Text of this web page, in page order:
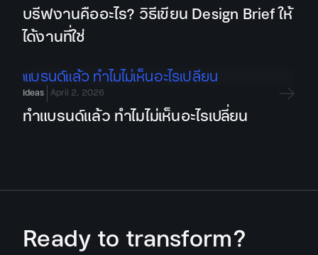
บรีฟงานคืออะไร? วิธีเขียน Design Brief ให้
ได้งานที่ใช่
Ideas April 2, 2026
ทำแบรนด์แล้ว ทำไมไม่เห็นอะไรเปลี่ยน
Ready to transform?